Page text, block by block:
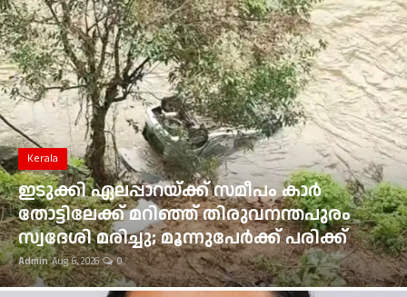
Sports
Food
Gulf News
Loksabha Election 2024
Technology
Health
Jobs Mall
Kerala
ഇടുക്കി ഏലപ്പാറയ്ക്ക് സമീപം കാർ
തോട്ടിലേക്ക് മറിഞ്ഞ് തിരുവനന്തപുരം
സ്വദേശി മരിച്ചു; മൂന്നുപേർക്ക് പരിക്ക്
Admin Aug 6, 2026 0